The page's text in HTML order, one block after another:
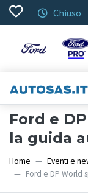
Chiuso
Ford e
la guida
Home Eventi e
Ford e DP World